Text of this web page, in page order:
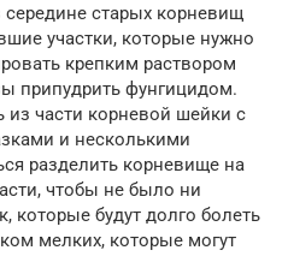
середине старых корневищ
участки, которые нужно
крепким раствором
припудрить фунгицидом.
части корневой шейки с
и несколькими
разделить корневище на
чтобы не было ни
будут долго болеть
мелких, которые могут